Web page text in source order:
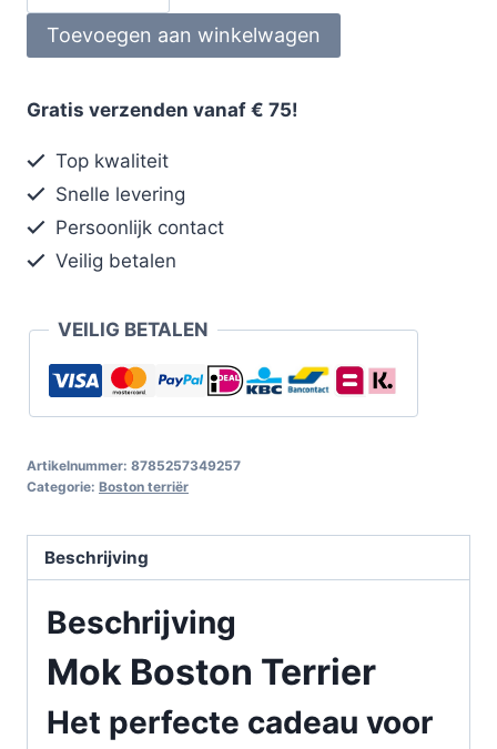
Toevoegen aan winkelwagen
Gratis verzenden vanaf € 75!
Top kwaliteit
Snelle levering
Persoonlijk contact
Veilig betalen
VEILIG BETALEN
Artikelnummer: 8785257349257
Categorie: Boston terriër
Beschrijving
Beschrijving
Mok Boston Terrier
Het perfecte cadeau voor